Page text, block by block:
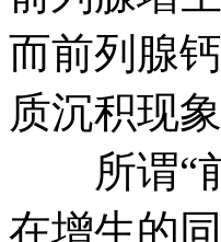
而前列腺
质沉积现象
所谓“前
在增生的